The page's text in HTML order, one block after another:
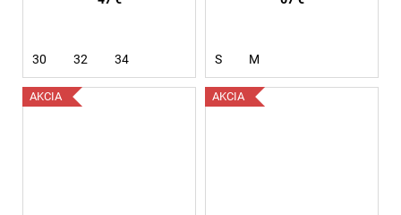
30 32 34 S M
AKCIA AKCIA